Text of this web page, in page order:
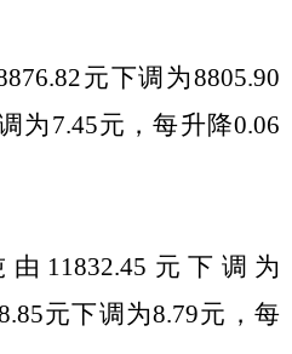
元下调 为8805.90
为 7.45元，每升降0.06
由 11832.45 元下调 为
元下调 为8.79元，每